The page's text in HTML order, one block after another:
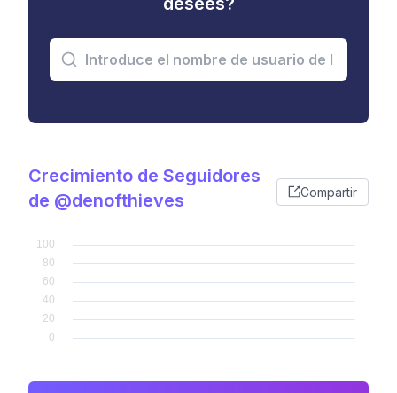
Crecimiento de Seguidores
de @denofthieves
Compartir